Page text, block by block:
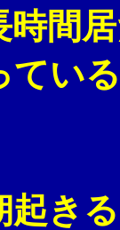
居た
てい
ると